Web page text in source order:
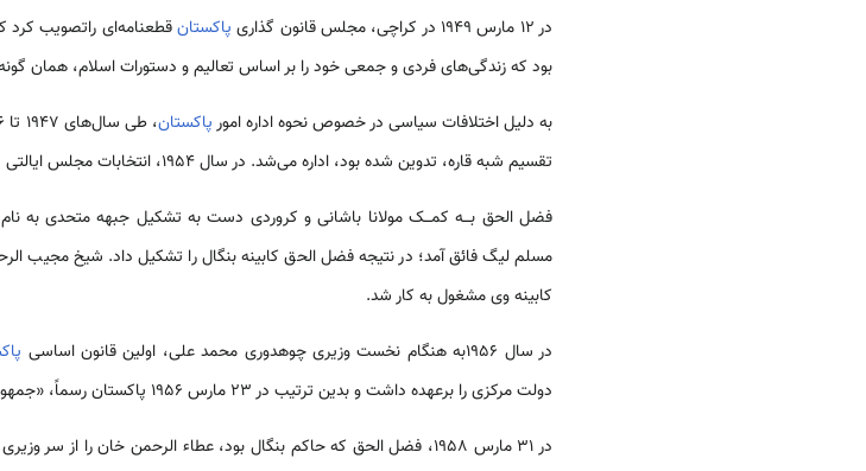
در 12 مارس 1949 در کراچی، مجلس قانون گذاری پاکستانقطعنامه‌ای راتصویب کرد
بود که زندگی‌های فردی و جمعی خود را بر اساس تعالیم و دستورات اسلام، همان
به دلیل اختلافات سیاسی در خصوص نحوه اداره امورپاکستان
تقسیم شبه قاره، تدوین شده بود، اداره می‌شد. در سال 1954، انتخابات مجلس ایالتی در بخش شرقی
مسلم لیگ فائق آمد؛ در نتیجه فضل الحق کابینه بنگال را تشکیل داد. شیخ مجیب
کابینه وی مشغول به کار شد.
در سال 1956به هنگام نخست وزیری چوهدوری محمد علی، اولین قانون اساسی
دولت مرکزی را برعهده داشت و بدین ترتیب در 23 مارس 1956 پاکستان رسماً، «جمهوری اسلامی‌ پاکستان» نام گذاری شد.
در 31 مارس 1958، فضل الحق که حاکم بنگال بود، عطاء الرحمن خان را